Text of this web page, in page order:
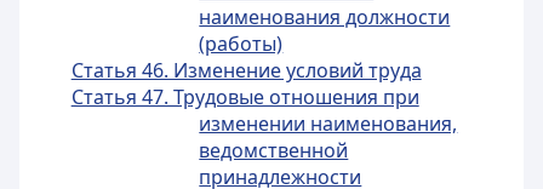
наименования должности
(работы)
Статья 46. Изменение условий труда
Статья 47. Трудовые отношения при
изменении наименования,
ведомственной
принадлежности